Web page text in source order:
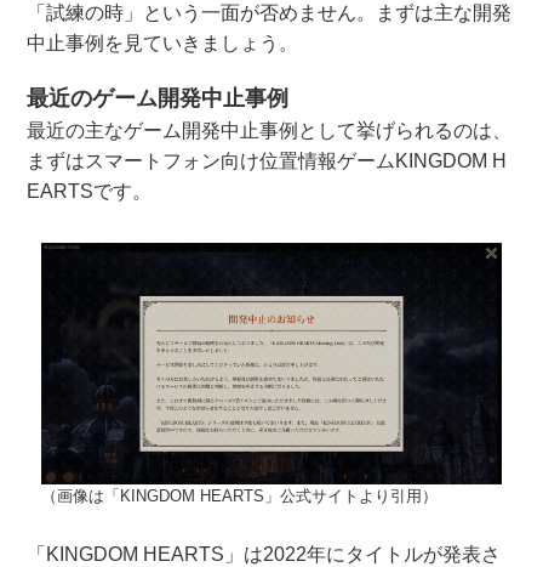
「試練の時」という一面が否めません。まずは主な開発
中止事例を見ていきましょう。
最近のゲーム開発中止事例
最近の主なゲーム開発中止事例として挙げられるのは、
まずはスマートフォン向け位置情報ゲームKINGDOM H
EARTSです。
（画像は「KINGDOM HEARTS」公式サイトより引用）
「KINGDOM HEARTS」は2022年にタイトルが発表さ